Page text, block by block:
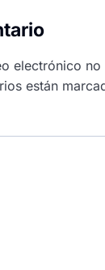
electrónico no
están